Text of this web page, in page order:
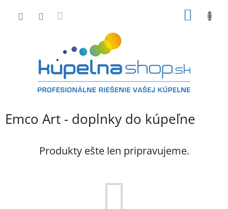
Emco Art - doplnky do kúpeľne
Produkty ešte len pripravujeme.